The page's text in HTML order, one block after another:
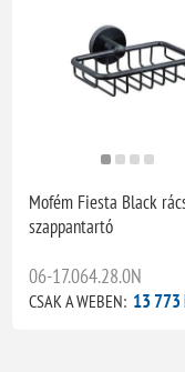
Mofém Fiesta Black
szappantartó
06-17.064.28.0N
CSAK A WEBEN: 13 773